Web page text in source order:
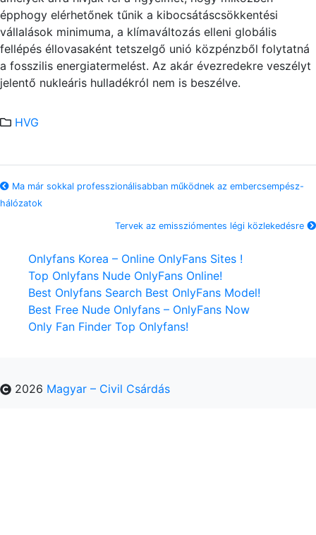
épphogy elérhetőnek tűnik a kibocsátáscsökkentési
vállalások minimuma, a klímaváltozás elleni globális
fellépés éllovasaként tetszelgő unió közpénzből folytatná
a fosszilis energiatermelést. Az akár évezredekre veszélyt
jelentő nukleáris hulladékról nem is beszélve.
HVG
Ma már sokkal professzionálisabban működnek az embercsempész-
hálózatok
Tervek az emissziómentes légi közlekedésre
Onlyfans Korea – Online OnlyFans Sites !
Top Onlyfans Nude OnlyFans Online!
Best Onlyfans Search Best OnlyFans Model!
Best Free Nude Onlyfans – OnlyFans Now
Only Fan Finder Top Onlyfans!
2026 Magyar – Civil Csárdás